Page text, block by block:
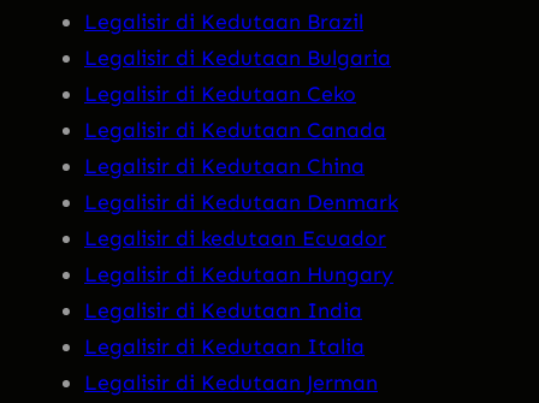
Legalisir di Kedutaan Brazil
Legalisir di Kedutaan Bulgaria
Legalisir di Kedutaan Ceko
Legalisir di Kedutaan Canada
Legalisir di Kedutaan China
Legalisir di Kedutaan Denmark
Legalisir di kedutaan Ecuador
Legalisir di Kedutaan Hungary
Legalisir di Kedutaan India
Legalisir di Kedutaan Italia
Legalisir di Kedutaan Jerman